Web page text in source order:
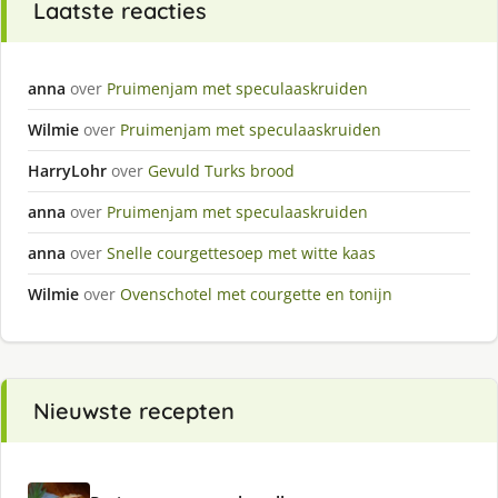
Laatste reacties
anna over Pruimenjam met speculaaskruiden
Wilmie over Pruimenjam met speculaaskruiden
HarryLohr over Gevuld Turks brood
anna over Pruimenjam met speculaaskruiden
anna over Snelle courgettesoep met witte kaas
Wilmie over Ovenschotel met courgette en tonijn
Nieuwste recepten